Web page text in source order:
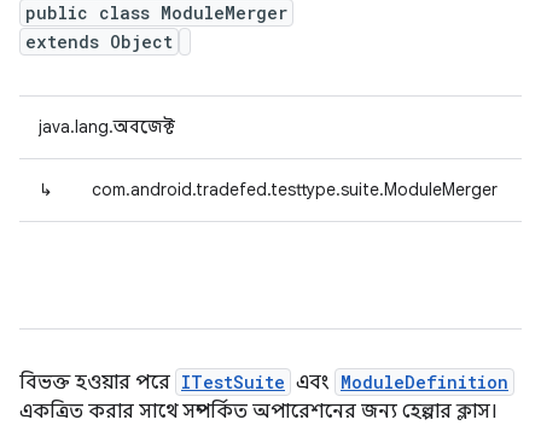
public class ModuleMerger
extends Object
java.lang.অবজেক্ট
↳ com.android.tradefed.testtype.suite.ModuleMerger
বিভক্ত হওয়ার পরে ITestSuite এবং ModuleDefinition
একত্রিত করার সাথে সম্পর্কিত অপারেশনের জন্য হেল্পার ক্লাস।